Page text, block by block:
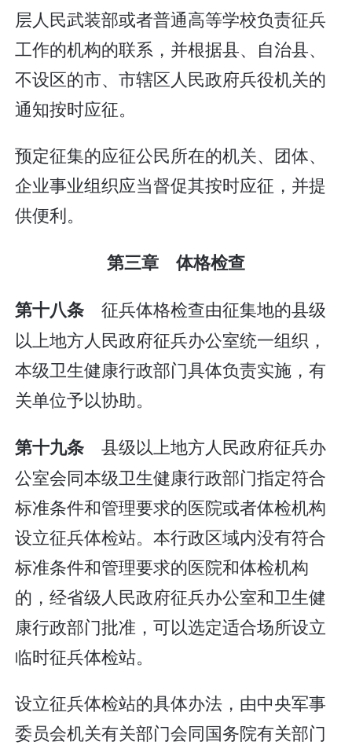
层人民武装部或者普通高等学校负责征兵
工作的机构的联系，并根据县、自治县、
不设区的市、市辖区人民政府兵役机关的
通知按时应征。
预定征集的应征公民所在的机关、团体、
企业事业组织应当督促其按时应征，并提
供便利。
第三章 体格检查
第十八条 征兵体格检查由征集地的县级
以上地方人民政府征兵办公室统一组织，
本级卫生健康行政部门具体负责实施，有
关单位予以协助。
第十九条 县级以上地方人民政府征兵办
公室会同本级卫生健康行政部门指定符合
标准条件和管理要求的医院或者体检机构
设立征兵体检站。本行政区域内没有符合
标准条件和管理要求的医院和体检机构
的，经省级人民政府征兵办公室和卫生健
康行政部门批准，可以选定适合场所设立
临时征兵体检站。
设立征兵体检站的具体办法，由中央军事
委员会机关有关部门会同国务院有关部门